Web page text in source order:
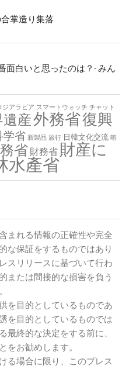
掌造り集落
番面白いと思ったのは？- みん
ジアラビア スマートウォッチ チャット
産外務省復興
学省 新製品 旅行 日韓文化交流 暗
省 財務省 財産に
水產省
まれる情報の正確性や完全
な保証をするものではあり
スリリースに基づいて行わ
または間接的な損害を負う
を目的としているものであ
を目的としているものでは
最終的な決定をする前に、
をお勧めします。
る場合に限り、このプレス